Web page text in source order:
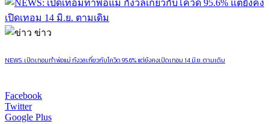
ข่าว
NEWS: เปิดเทอมทำพ่อแม่ กังวลเกี่ยวกับโควิด 95.6% แต่ยังคงเปิดเทอม 14 มิ.ย. ตามเดิม
Facebook
Twitter
Google Plus